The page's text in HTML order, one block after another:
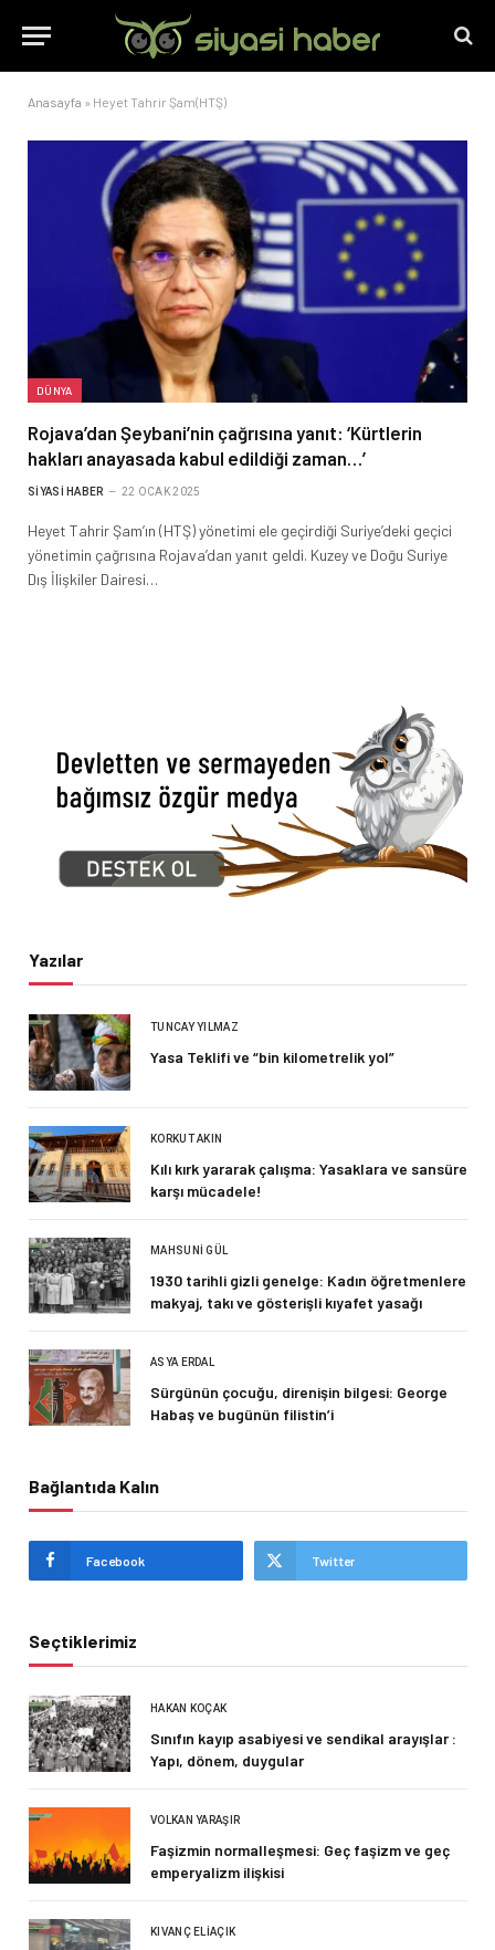
Anasayfa » Heyet Tahrir Şam(HTŞ)
DÜNYA
Rojava’dan Şeybani’nin çağrısına yanıt: ‘Kürtlerin
hakları anayasada kabul edildiği zaman…’
SIYASI HABER 22 OCAK 2025
Heyet Tahrir Şam’ın (HTŞ) yönetimi ele geçirdiği Suriye’deki geçici
yönetimin çağrısına Rojava’dan yanıt geldi. Kuzey ve Doğu Suriye
Dış İlişkiler Dairesi…
Yazılar
TUNCAY YILMAZ
Yasa Teklifi ve “bin kilometrelik yol”
KORKUT AKIN
Kılı kırk yararak çalışma: Yasaklara ve sansüre
karşı mücadele!
MAHSUNI GÜL
1930 tarihli gizli genelge: Kadın öğretmenlere
makyaj, takı ve gösterişli kıyafet yasağı
ASYA ERDAL
Sürgünün çocuğu, direnişin bilgesi: George
Habaş ve bugünün filistin’i
Bağlantıda Kalın
Facebook Twitter
Seçtiklerimiz
HAKAN KOÇAK
Sınıfın kayıp asabiyesi ve sendikal arayışlar :
Yapı, dönem, duygular
VOLKAN YARAŞIR
Faşizmin normalleşmesi: Geç faşizm ve geç
emperyalizm ilişkisi
KIVANÇ ELIAÇIK